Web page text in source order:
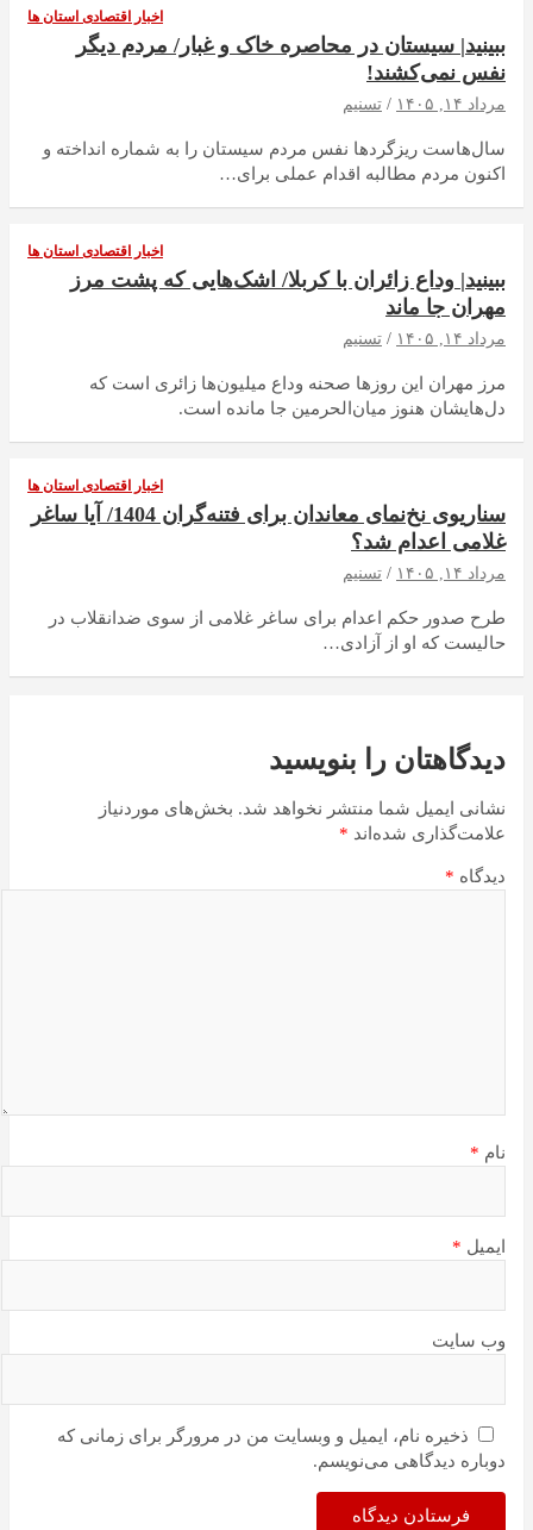
اخبار اقتصادی استان ها
ببینید| سیستان در ‌محاصره خاک و غبار/ مردم دیگر
نفس نمی‌کشند!
مرداد ۱۴, ۱۴۰۵ تسنیم
سال‌هاست ریزگردها نفس مردم سیستان را به شماره انداخته و
اکنون مردم مطالبه اقدام عملی برای…
اخبار اقتصادی استان ها
ببینید| وداع زائران با کربلا/ اشک‌هایی که پشت مرز
مهران جا ماند
مرداد ۱۴, ۱۴۰۵ تسنیم
مرز مهران این روزها صحنه وداع میلیون‌ها زائری است که
‌دل‌هایشان هنوز میان‌الحرمین جا مانده است.
اخبار اقتصادی استان ها
سناریوی نخ‌نمای معاندان برای ‌فتنه‌گران 1404/ آیا ساغر
غلامی اعدام شد؟
مرداد ۱۴, ۱۴۰۵ تسنیم
طرح صدور حکم اعدام برای ساغر غلامی از سوی ضدانقلاب در
حالیست که او از آزادی…
دیدگاهتان را بنویسید
نشانی ایمیل شما منتشر نخواهد شد. بخش‌های موردنیاز
علامت‌گذاری شده‌اند *
دیدگاه *
نام *
ایمیل *
وب‌ سایت
ذخیره نام، ایمیل و وبسایت من در مرورگر برای زمانی که
دوباره دیدگاهی می‌نویسم.